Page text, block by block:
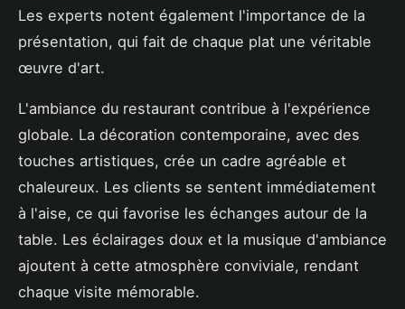
Les experts notent également l'importance de la
présentation, qui fait de chaque plat une véritable
œuvre d'art.
L'ambiance du restaurant contribue à l'expérience
globale. La décoration contemporaine, avec des
touches artistiques, crée un cadre agréable et
chaleureux. Les clients se sentent immédiatement
à l'aise, ce qui favorise les échanges autour de la
table. Les éclairages doux et la musique d'ambiance
ajoutent à cette atmosphère conviviale, rendant
chaque visite mémorable.